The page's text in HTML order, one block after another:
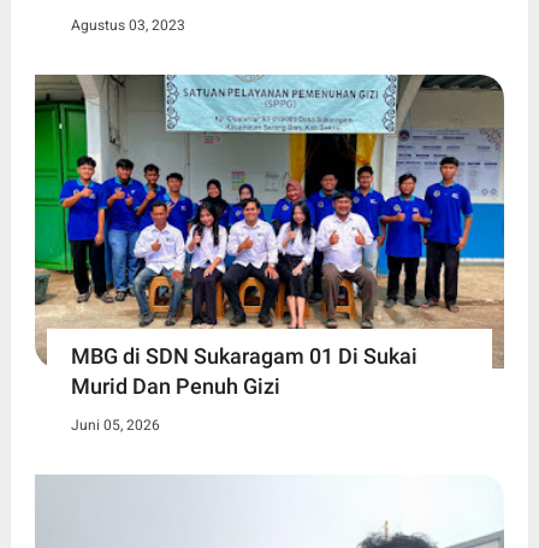
Agustus 03, 2023
MBG di SDN Sukaragam 01 Di Sukai
Murid Dan Penuh Gizi
Juni 05, 2026